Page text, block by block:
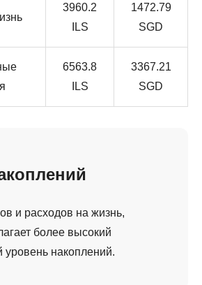
3960.2
ILS
1472.79
SGD
6563.8
ILS
3367.21
SGD
и расходов на жизнь,
более высокий
уровень накоплений.